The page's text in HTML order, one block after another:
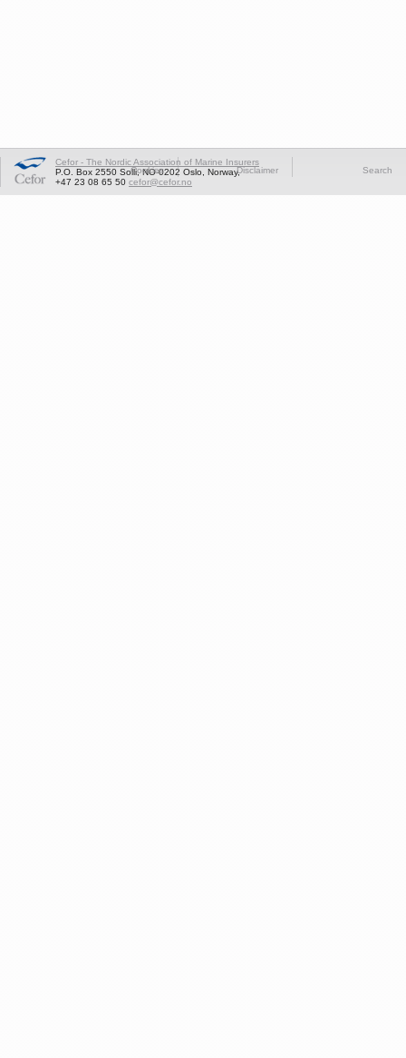
Cefor - The Nordic Association of Marine Insurers
P.O. Box 2550 Solli, NO-0202 Oslo, Norway,
+47 23 08 65 50 cefor@cefor.no
Cookies Disclaimer Search